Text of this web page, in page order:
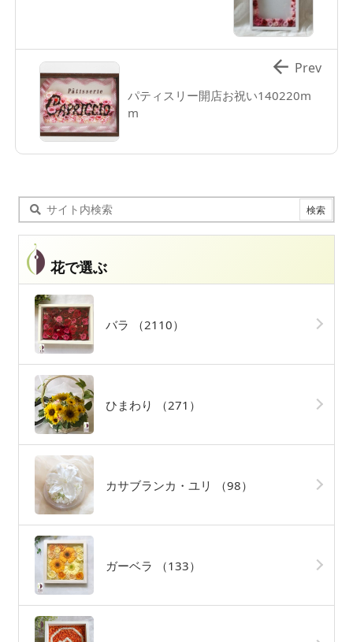
パティスリー開店お祝い140220m
m
 Prev
花で選ぶ
バラ （2110）
ひまわり （271）
カサブランカ・ユリ （98）
ガーベラ （133）